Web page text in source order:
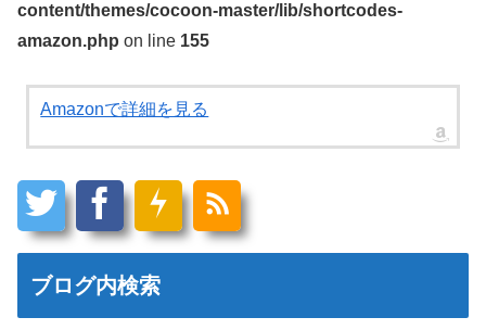
content/themes/cocoon-master/lib/shortcodes-
amazon.php on line 155
Amazonで詳細を見る
ブログ内検索